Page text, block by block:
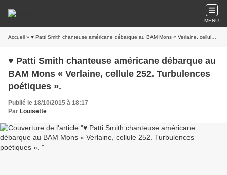
MENU
Accueil » ♥ Patti Smith chanteuse américane débarque au BAM Mons « Verlaine, cellule 252. Turbulences poétiques ».
♥ Patti Smith chanteuse américane débarque au
BAM Mons « Verlaine, cellule 252. Turbulences
poétiques ».
Publié le 18/10/2015 à 18:17
Par Louisette